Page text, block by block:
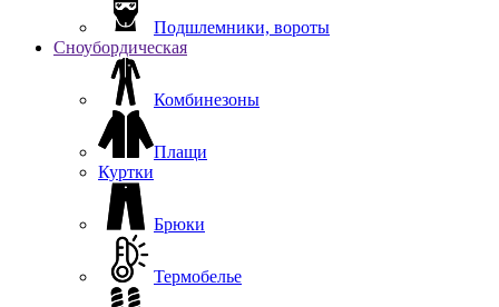
Подшлемники, вороты
Сноубордическая
Комбинезоны
Плащи
Куртки
Брюки
Термобелье